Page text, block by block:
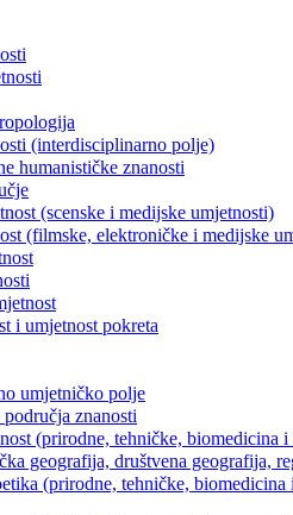
(interdisciplinarno polje)
humanističke znanosti
(scenske i medijske umjetnosti)
(filmske, elektroničke i medijske
i umjetnost pokreta
umjetničko polje
znanosti
(prirodne, tehničke, biomedicina i
geografija, društvena geografija,
(prirodne, tehničke, biomedicina